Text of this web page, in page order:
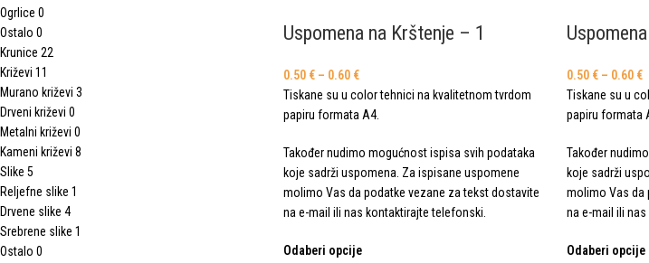
Ogrlice 0
Ostalo 0
Krunice 22
Križevi 11
Murano križevi 3
Drveni križevi 0
Metalni križevi 0
Kameni križevi 8
Slike 5
Reljefne slike 1
Drvene slike 4
Srebrene slike 1
Ostalo 0
Uspomena na Krštenje – 1
0.50 € – 0.60 €
Tiskane su u color tehnici na kvalitetnom tvrdom
papiru formata A4.
Također nudimo mogućnost ispisa svih podataka
koje sadrži uspomena. Za ispisane uspomene
molimo Vas da podatke vezane za tekst dostavite
na e-mail ili nas kontaktirajte telefonski.
Odaberi opcije
0.50 € – 0.60 €
Tiskane su u
papiru formata
Također
koje sadrži
molimo Vas da
na e-mail ili
Odaberi opcije